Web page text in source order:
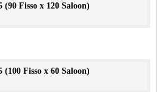
Fisso x 120 Saloon)
Fisso x 60 Saloon)